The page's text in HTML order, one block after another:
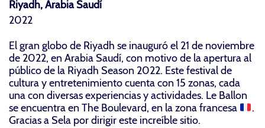
Riyadh, Arabia Saudí
2022
El gran globo de Riyadh se inauguró el 21 de noviembre
de 2022, en Arabia Saudí, con motivo de la apertura al
público de la Riyadh Season 2022. Este festival de
cultura y entretenimiento cuenta con 15 zonas, cada
una con diversas experiencias y actividades. Le Ballon
se encuentra en The Boulevard, en la zona francesa
.
Gracias a Sela por dirigir este increíble sitio.